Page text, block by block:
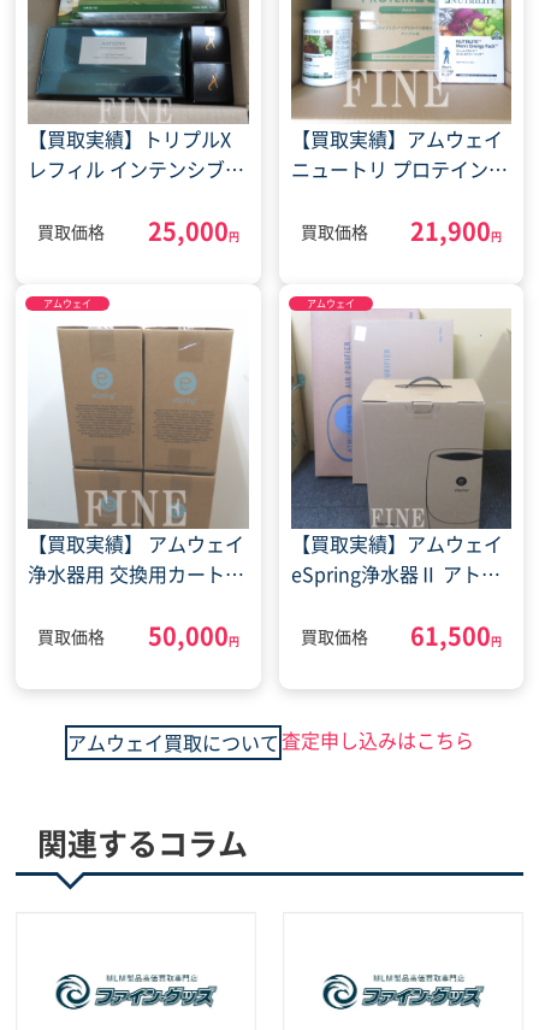
【買取実績】トリプルX
レフィル インテンシブプ
ズ 他(2022年2月18日)
買取価格 25,000円
【買取実績】アムウェイ
ニュートリ プロテイン
ック プロバイオプラス
25日)
買取価格 21,900円
アムウェイ
【買取実績】 アムウェイ
浄水器用 交換用カートリ
買取価格 50,000円
アムウェイ
【買取実績】アムウェイ
eSpring浄水器Ⅱ アトモ
トS(2022年1月31日)
買取価格 61,500円
アムウェイ買取について査定申し込みはこちら
関連するコラム